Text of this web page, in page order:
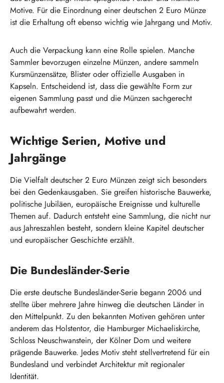
Motive. Für die Einordnung einer deutschen 2 Euro Münze
ist die Erhaltung oft ebenso wichtig wie Jahrgang und Motiv.
Auch die Verpackung kann eine Rolle spielen. Manche
Sammler bevorzugen einzelne Münzen, andere sammeln
Kursmünzensätze, Blister oder offizielle Ausgaben in
Kapseln. Entscheidend ist, dass die gewählte Form zur
eigenen Sammlung passt und die Münzen sachgerecht
aufbewahrt werden.
Wichtige Serien, Motive und
Jahrgänge
Die Vielfalt deutscher 2 Euro Münzen zeigt sich besonders
bei den Gedenkausgaben. Sie greifen historische Bauwerke,
politische Jubiläen, europäische Ereignisse und kulturelle
Themen auf. Dadurch entsteht eine Sammlung, die nicht nur
aus Jahreszahlen besteht, sondern kleine Kapitel deutscher
und europäischer Geschichte erzählt.
Die Bundesländer-Serie
Die erste deutsche Bundesländer-Serie begann 2006 und
stellte über mehrere Jahre hinweg die deutschen Länder in
den Mittelpunkt. Zu den bekannten Motiven gehören unter
anderem das Holstentor, die Hamburger Michaeliskirche,
Schloss Neuschwanstein, der Kölner Dom und weitere
prägende Bauwerke. Jedes Motiv steht stellvertretend für ein
Bundesland und verbindet Architektur mit regionaler
Identität.